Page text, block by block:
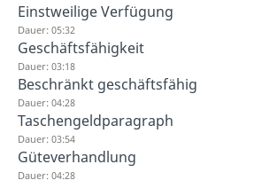
Einstweilige Verfügung
Dauer: 05:32
Geschäftsfähigkeit
Dauer: 03:18
Beschränkt geschäftsfähig
Dauer: 04:28
Taschengeldparagraph
Dauer: 03:54
Güteverhandlung
Dauer: 04:28